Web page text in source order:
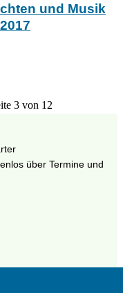
und Musik
3 von 12
über Termine und